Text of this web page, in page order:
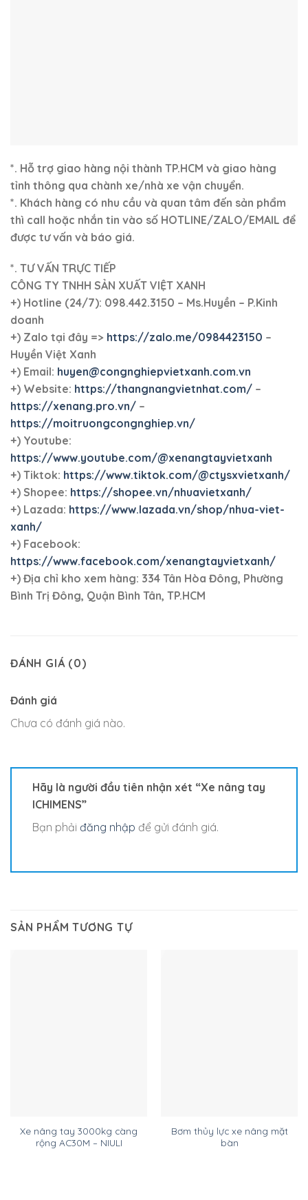
*. Hỗ trợ giao hàng nội thành TP.HCM và giao hàng
tỉnh thông qua chành xe/nhà xe vận chuyển.
*. Khách hàng có nhu cầu và quan tâm đến sản phẩm
thì call hoặc nhắn tin vào số HOTLINE/ZALO/EMAIL để
được tư vấn và báo giá.
*. TƯ VẤN TRỰC TIẾP
CÔNG TY TNHH SẢN XUẤT VIỆT XANH
+) Hotline (24/7): 098.442.3150 – Ms.Huyền – P.Kinh
doanh
+) Zalo tại đây => https://zalo.me/0984423150 –
Huyền Việt Xanh
+) Email: huyen@congnghiepvietxanh.com.vn
+) Website: https://thangnangvietnhat.com/ –
https://xenang.pro.vn/ –
https://moitruongcongnghiep.vn/
+) Youtube:
https://www.youtube.com/@xenangtayvietxanh
+) Tiktok: https://www.tiktok.com/@ctysxvietxanh/
+) Shopee: https://shopee.vn/nhuavietxanh/
+) Lazada: https://www.lazada.vn/shop/nhua-viet-
xanh/
+) Facebook:
https://www.facebook.com/xenangtayvietxanh/
+) Địa chỉ kho xem hàng: 334 Tân Hòa Đông, Phường
Bình Trị Đông, Quận Bình Tân, TP.HCM
ĐÁNH GIÁ (0)
Đánh giá
Chưa có đánh giá nào.
Hãy là người đầu tiên nhận xét “Xe nâng tay
ICHIMENS”
Bạn phải đăng nhập để gửi đánh giá.
SẢN PHẨM TƯƠNG TỰ
Xe nâng tay 3000kg càng
rộng AC30M – NIULI
Bơm thủy lực xe nâng mặt
bàn